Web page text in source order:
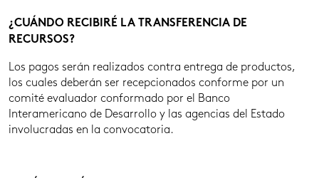
¿CUÁNDO RECIBIRÉ LA TRANSFERENCIA DE
RECURSOS?
Los pagos serán realizados contra entrega de productos,
los cuales deberán ser recepcionados conforme por un
comité evaluador conformado por el Banco
Interamericano de Desarrollo y las agencias del Estado
involucradas en la convocatoria.